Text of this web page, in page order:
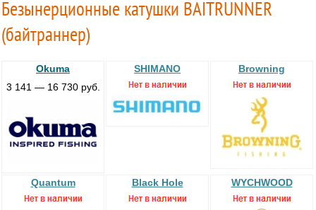
Безынерционные катушки BAITRUNNER
(байтраннер)
Okuma
3 141 — 16 730 руб.
SHIMANO Browning
Quantum Black Hole WYCHWOOD